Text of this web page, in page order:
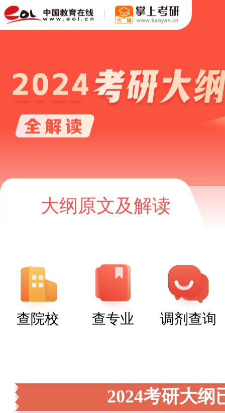
大纲原文及解读
查院校 查专业 调剂查询
2024考研大纲